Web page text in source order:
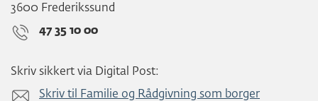
3600 Frederikssund
47 35 10 00
Skriv sikkert via Digital Post:
Skriv til Familie og Rådgivning som borger